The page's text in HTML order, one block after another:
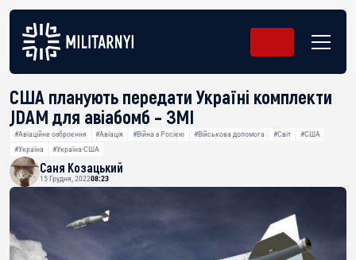
США планують передати Україні комплекти
JDAM для авіабомб – ЗМІ
#Авіаційне озброєння #Авіація #Війна з Росією #Військова допомога #Світ
#США
#Україна
#Україна-США
Саня Козацький
15 Грудня, 202208:23